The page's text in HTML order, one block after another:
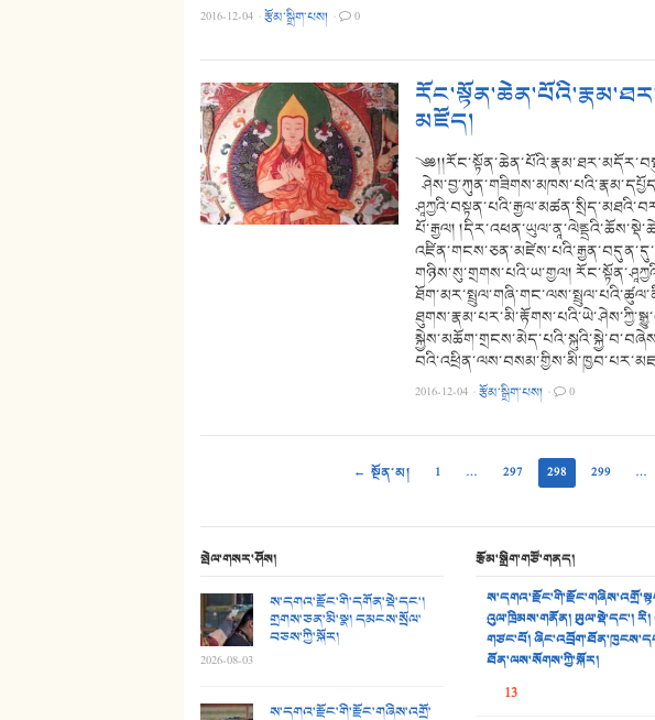
2016-12-04 ·རྩོམ་སྒྲིག་པས། · 0
མཛོད།
པོ་རྒྱལ།
གཉིས་སུ་གྲགས་པའི་ཡ་གྱལ།
2016-12-04 ·རྩོམ་སྒྲིག་པས། · 0
← སྔོན་མ། 1 … 297 298 299 …
སྤེལ་གསར་ཤོས།
ས་དགའ་རྫོང་གི་དགོན་སྡེ་དང་།
གྲགས་ཅན་མི་སྣ། དམངས་སྲོལ་
བཅས་ཀྱི་སྐོར།
2026-08-03
ས་དགའ་རྫོང་གི་རྫོང་གཞིས་འགྲོ་
རྩོམ་སྒྲིག་གཙོ་གནད།
འུལ་ཁྲིམས་གནོན། ཡུལ་སྡེ་དང་། རི།
གཙང་པོ།
ཐོན་ལས་སོགས་ཀྱི་སྐོར།
13